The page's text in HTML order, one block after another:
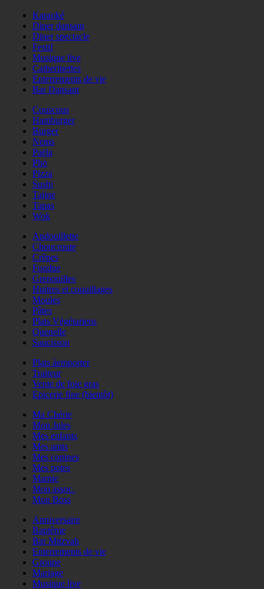
Karaoké
Diner dansant
Diner spectacle
Festif
Musique live
Catherinettes
Enterrements de vie
Bar Dansant
Couscous
Hamburger
Burger
Nems
Paëla
Phö
Pizza
Sushi
Tajine
Tapas
Wok
Andouillette
Choucroute
Crêpes
Fondue
Grenouilles
Huitres et coquillages
Moules
Pâtes
Plats Végétariens
Quenelle
Saucisson
Plats àemporter
Traiteur
Vente de foie gras
Epicerie fine (bientôt)
Ma Chérie
Mon Jules
Mes enfants
Mes amis
Mes copines
Mes potes
Mamie
Mon assoc.
Mon Boss
Anniversaire
Baptême
Bar Mitzvah
Enterrements de vie
Groupe
Mariage
Musique live